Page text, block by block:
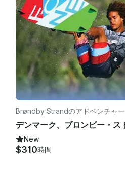
Brøndby Strandのアドベンチャー
New
$310時間